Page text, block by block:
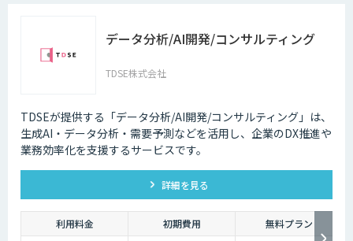
各施策による売上への貢献度や目標達成状況を数値化し、測定・分析によ
って営業活動の最適化と効率化を目指します。
部門横断的な仕組みを設計・構築するというのが、セールスイネーブルメ
データ分析/AI開発/コンサルティング
TDSE株式会社
TDSEが提供する「データ分析/AI開発/コンサルティング」は、
生成AI・データ分析・需要予測などを活用し、企業のDX推進や
業務効率化を支援するサービスです。
詳細を見る
利用料金 初期費用
無料プラン